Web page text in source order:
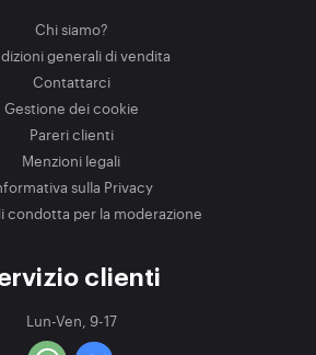
Chi siamo?
generali di vendita
Contattarci
Gestione dei cookie
Pareri clienti
Menzioni legali
sulla Privacy
condotta per la moderazione
clienti
Lun-Ven, 9-17